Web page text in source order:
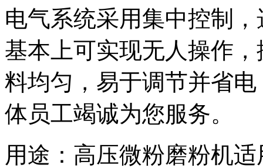
电气系统采用集中控制
基本上可实现无人操作
料均匀，易于调节并省
体员工竭诚为您服务。
用途：高压微粉磨粉机